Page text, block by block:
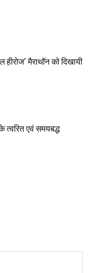
मैराथॉन को दिखायी
एवं समयबद्ध